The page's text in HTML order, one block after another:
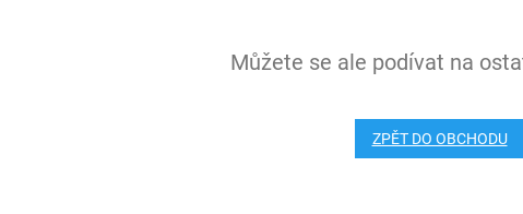
Můžete se ale podívat na
ZPĚT DO OBCHODU